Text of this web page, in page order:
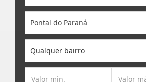
Pontal do Paraná
Qualquer bairro